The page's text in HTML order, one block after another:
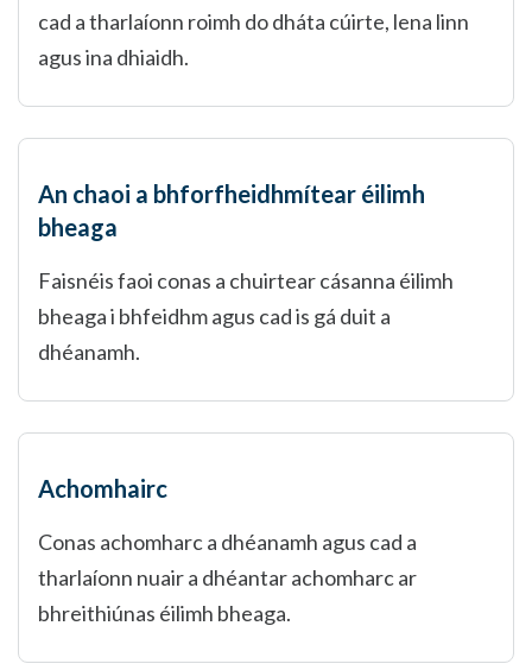
cad a tharlaíonn roimh do dháta cúirte, lena linn
agus ina dhiaidh.
An chaoi a bhforfheidhmítear éilimh
bheaga
Faisnéis faoi conas a chuirtear cásanna éilimh
bheaga i bhfeidhm agus cad is gá duit a
dhéanamh.
Achomhairc
Conas achomharc a dhéanamh agus cad a
tharlaíonn nuair a dhéantar achomharc ar
bhreithiúnas éilimh bheaga.